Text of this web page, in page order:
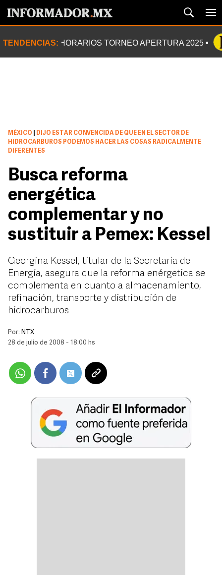
TENDENCIAS: HORARIOS TORNEO APERTURA 2025
MÉXICO
DIJO ESTAR CONVENCIDA DE QUE EN EL SECTOR DE
HIDROCARBUROS PODEMOS HACER LAS COSAS RADICALMENTE
DIFERENTES
Busca reforma
energética
complementar y no
sustituir a Pemex: Kessel
Georgina Kessel, titular de la Secretaría de
Energía, asegura que la reforma enérgetica se
complementa en cuanto a almacenamiento,
refinación, transporte y distribución de
hidrocarburos
Por: NTX
28 de julio de 2008 - 18:00 hs